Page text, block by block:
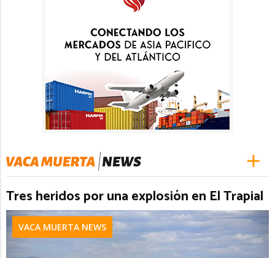
Tres heridos por una explosión en El Trapial
VACA MUERTA NEWS